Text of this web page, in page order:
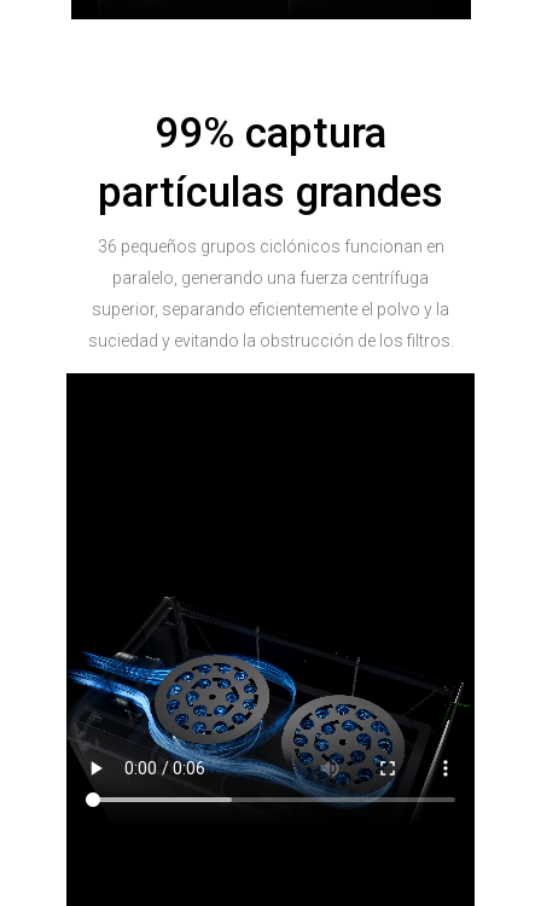
99% captura
partículas grandes
36 pequeños grupos ciclónicos funcionan en
paralelo, generando una fuerza centrífuga
superior, separando eficientemente el polvo y la
suciedad y evitando la obstrucción de los filtros.